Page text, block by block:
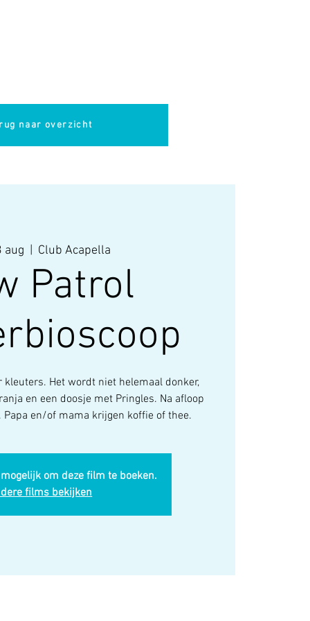
naar overzicht
aug
  |
Club Acapella
Patrol
kleuters. Het wordt niet helemaal donker,
en een doosje met Pringles. Na afloop
en/of mama krijgen koffie of thee.
om deze film te boeken.
films bekijken